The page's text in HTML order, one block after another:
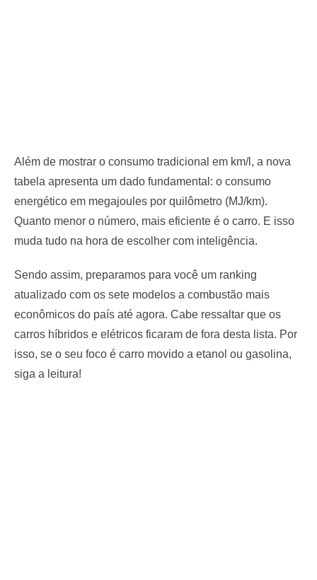
Além de mostrar o consumo tradicional em km/l, a nova
tabela apresenta um dado fundamental: o consumo
energético em megajoules por quilômetro (MJ/km).
Quanto menor o número, mais eficiente é o carro. E isso
muda tudo na hora de escolher com inteligência.
Sendo assim, preparamos para você um ranking
atualizado com os sete modelos a combustão mais
econômicos do país até agora. Cabe ressaltar que os
carros híbridos e elétricos ficaram de fora desta lista. Por
isso, se o seu foco é carro movido a etanol ou gasolina,
siga a leitura!